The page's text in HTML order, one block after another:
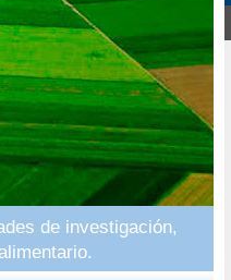
de investigación,